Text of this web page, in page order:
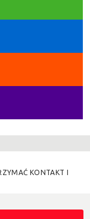
KONTAKT I